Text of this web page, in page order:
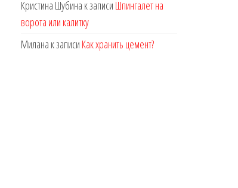
Кристина Шубина к записи Шпингалет на
ворота или калитку
Милана к записи Как хранить цемент?